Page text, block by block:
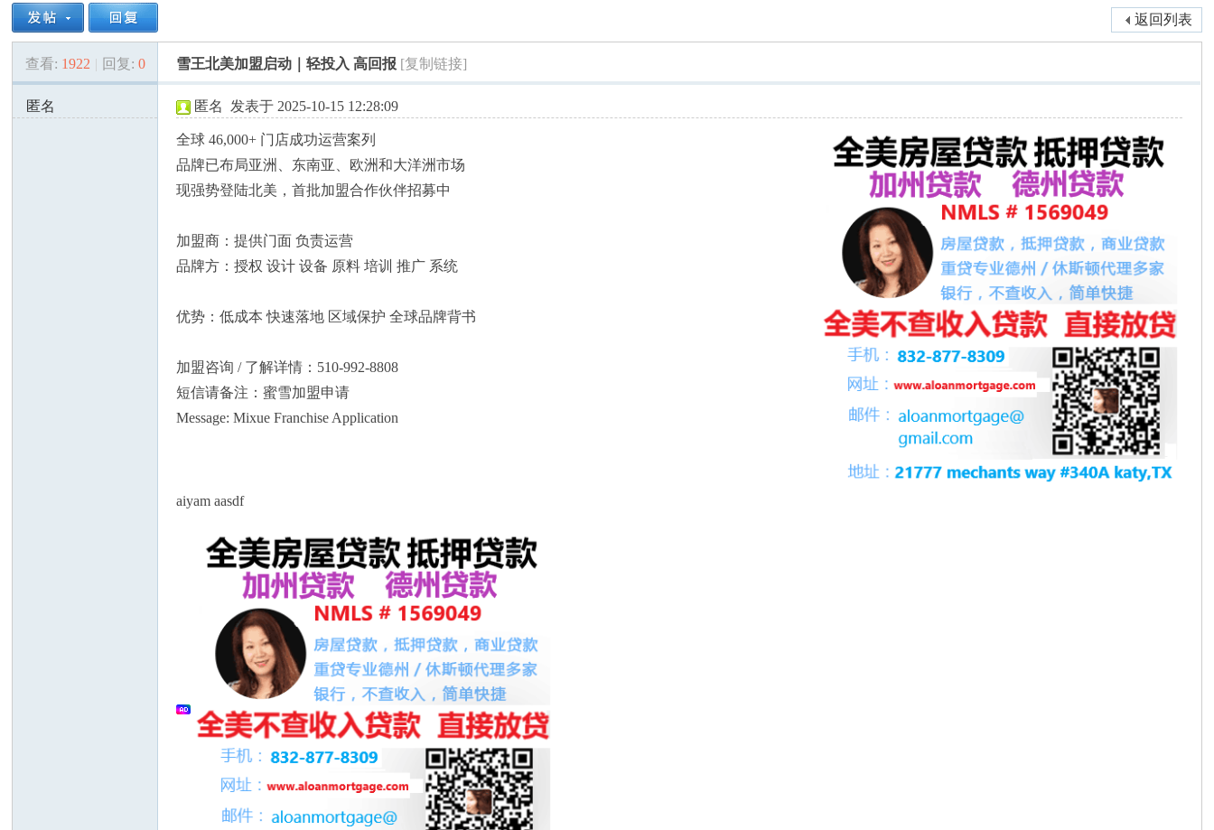
索
美» › ›
返回列表
查看: 1922 | 回复: 0 雪王北美加盟启动｜轻投入 高回报 [复制链接]
匿名
匿名 发表于 2025-10-15 12:28:09
全球 46,000+ 门店成功运营案列
品牌已布局亚洲、东南亚、欧洲和大洋洲市场
现强势登陆北美，首批加盟合作伙伴招募中
加盟商：提供门面 负责运营
品牌方：授权 设计 设备 原料 培训 推广 系统
优势：低成本 快速落地 区域保护 全球品牌背书
加盟咨询 / 了解详情：510-992-8808
短信请备注：蜜雪加盟申请
Message: Mixue Franchise Application
aiyam aasdf